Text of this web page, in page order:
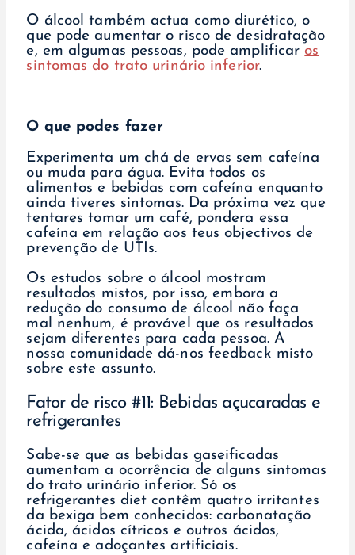
O álcool também actua como diurético, o
que pode aumentar o risco de desidratação
e, em algumas pessoas, pode amplificar os
sintomas do trato urinário inferior.
O que podes fazer
Experimenta um chá de ervas sem cafeína
ou muda para água. Evita todos os
alimentos e bebidas com cafeína enquanto
ainda tiveres sintomas. Da próxima vez que
tentares tomar um café, pondera essa
cafeína em relação aos teus objectivos de
prevenção de UTIs.
Os estudos sobre o álcool mostram
resultados mistos, por isso, embora a
redução do consumo de álcool não faça
mal nenhum, é provável que os resultados
sejam diferentes para cada pessoa. A
nossa comunidade dá-nos feedback misto
sobre este assunto.
Fator de risco #11: Bebidas açucaradas e
refrigerantes
Sabe-se que as bebidas gaseificadas
aumentam a ocorrência de alguns sintomas
do trato urinário inferior. Só os
refrigerantes diet contêm quatro irritantes
da bexiga bem conhecidos: carbonatação
ácida, ácidos cítricos e outros ácidos,
cafeína e adoçantes artificiais.